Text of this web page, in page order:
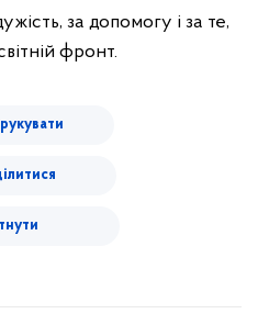
за допомогу і за те,
фронт.